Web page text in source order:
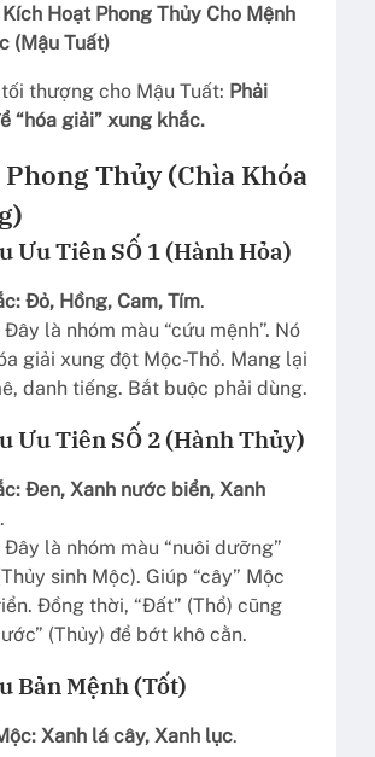
Hoạt Phong Thủy Cho Mệnh
(Mậu Tuất)
thượng cho Mậu Tuất: Phải
“hóa giải” xung khắc.
Phong Thủy (Chìa Khóa
Ưu Tiên SỐ 1 (Hành Hỏa)
Đỏ, Hồng, Cam, Tím.
Đây là nhóm màu “cứu mệnh”. Nó
giải xung đột Mộc-Thổ. Mang lại
danh tiếng. Bắt buộc phải dùng.
Ưu Tiên SỐ 2 (Hành Thủy)
Đen, Xanh nước biển, Xanh
.
Đây là nhóm màu “nuôi dưỡng”
sinh Mộc). Giúp “cây” Mộc
Đồng thời, “Đất” (Thổ) cũng
(Thủy) để bớt khô cằn.
Bản Mệnh (Tốt)
Xanh lá cây, Xanh lục.